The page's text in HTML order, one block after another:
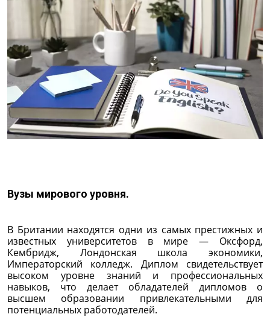
Вузы мирового уровня.
В Британии находятся одни из самых престижных и
известных университетов в мире — Оксфорд,
Кембридж, Лондонская школа экономики,
Императорский колледж. Диплом свидетельствует
высоком уровне знаний и профессиональных
навыков, что делает обладателей дипломов о
высшем образовании привлекательными для
потенциальных работодателей.